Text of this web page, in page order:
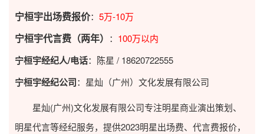
宁桓宇出场费报价： 5万-10万
宁桓宇代言费（两年） ： 100万以内
宁桓宇经纪人/电话：陈星 / 18620722555
宁桓宇经纪公司：星灿（广州）文化发展有限公司
星灿(广州)文化发展有限公司专注明星商业演出策划、
明星代言等经纪服务，提供2023明星出场费、代言费报价，